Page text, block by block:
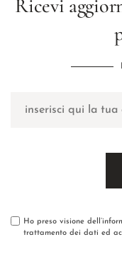
Ricevi
Ho preso visione
trattamento dei dati ed